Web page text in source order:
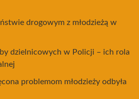
drogowym z młodzieżą w
dzielnicowych w Policji – ich rola
problemom młodzieży odbyła